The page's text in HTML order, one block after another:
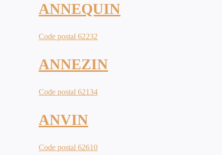
ANNEQUIN
Code postal 62232
ANNEZIN
Code postal 62134
ANVIN
Code postal 62610